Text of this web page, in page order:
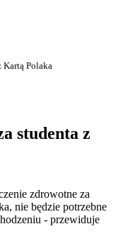
Kartą Polaka
studenta z
zdrowotne za
nie będzie potrzebne
- przewiduje